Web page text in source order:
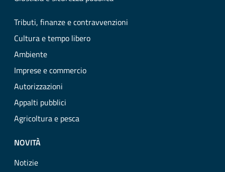
Tributi, finanze e contravvenzioni
Cultura e tempo libero
Ambiente
Imprese e commercio
Autorizzazioni
Appalti pubblici
Agricoltura e pesca
NOVITÀ
Notizie